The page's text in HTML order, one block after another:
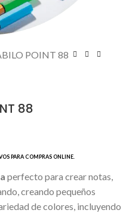
POINT 88
88
perfecto para crear notas,
creando pequeños
de colores, incluyendo